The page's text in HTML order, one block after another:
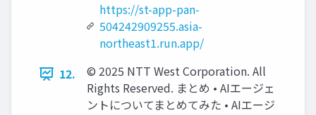
https://st-app-pan-
504242909255.asia-
northeast1.run.app/
12.
© 2025 NTT West Corporation. All
Rights Reserved. まとめ • AIエージェ
ントについてまとめてみた • AIエージ